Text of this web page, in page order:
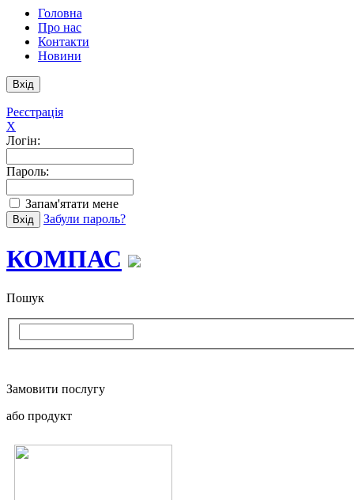
Головна
Про нас
Контакти
Новини
Реєстрація
X
Логін:
Пароль:
Запам'ятати мене
Забули пароль?
КОМПАС
Пошук
Замовити послугу
або продукт